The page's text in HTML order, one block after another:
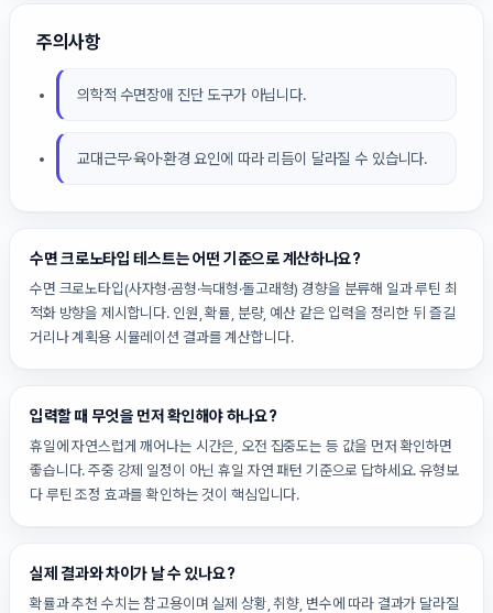
주의사항
의학적 수면장애 진단 도구가 아닙니다.
교대근무·육아·환경 요인에 따라 리듬이 달라질 수 있습니다.
수면 크로노타입 테스트는 어떤 기준으로 계산하나요?
수면 크로노타입(사자형·곰형·늑대형·돌고래형) 경향을 분류해 일과 루틴 최
적화 방향을 제시합니다. 인원, 확률, 분량, 예산 같은 입력을 정리한 뒤 즐길
거리나 계획용 시뮬레이션 결과를 계산합니다.
입력할 때 무엇을 먼저 확인해야 하나요?
휴일에 자연스럽게 깨어나는 시간은, 오전 집중도는 등 값을 먼저 확인하면
좋습니다. 주중 강제 일정이 아닌 휴일 자연 패턴 기준으로 답하세요. 유형보
다 루틴 조정 효과를 확인하는 것이 핵심입니다.
실제 결과와 차이가 날 수 있나요?
확률과 추천 수치는 참고용이며 실제 상황, 취향, 변수에 따라 결과가 달라질